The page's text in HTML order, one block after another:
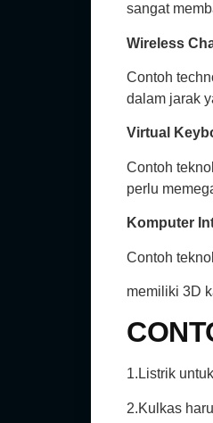
sangat
Wireless
Contoh
dalam jarak
Virtual
Contoh
perlu
Komputer
Contoh
memiliki 3D
1.Listrik
2.Kulkas